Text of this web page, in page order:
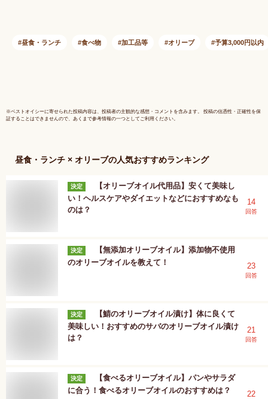
昼食・ランチ 食べ物 加工品等 オリーブ 予算3,000円以内
※ベストオイシーに寄せられた投稿内容は、投稿者の主観的な感想・コメントを含みます。 投稿の信憑性・正確性を保
証することはできませんので、あくまで参考情報の一つとしてご利用ください。
昼食・ランチ × オリーブの人気おすすめランキング
決定
【オリーブオイル代用品】安くて美味し
い！ヘルスケアやダイエットなどにおすすめなも
のは？
14
回答
決定
【無添加オリーブオイル】添加物不使用
のオリーブオイルを教えて！
23
回答
決定
【鯖のオリーブオイル漬け】体に良くて
美味しい！おすすめのサバのオリーブオイル漬け
は？
21
回答
決定
【食べるオリーブオイル】パンやサラダ
に合う！食べるオリーブオイルのおすすめは？
22